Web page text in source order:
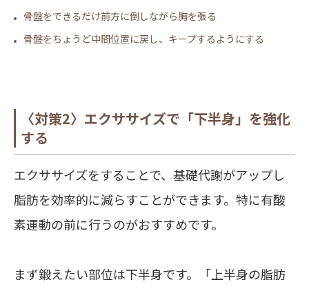
骨盤をできるだけ前方に倒しながら胸を張る
骨盤をちょうど中間位置に戻し、キープするようにする
〈対策2〉エクササイズで「下半身」を強化
する
エクササイズをすることで、基礎代謝がアップし
脂肪を効率的に減らすことができます。特に有酸
素運動の前に行うのがおすすめです。
まず鍛えたい部位は下半身です。「上半身の脂肪